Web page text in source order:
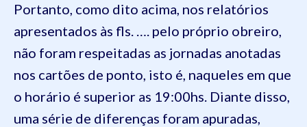
Portanto, como dito acima, nos relatórios
apresentados às fls. …. pelo próprio obreiro,
não foram respeitadas as jornadas anotadas
nos cartões de ponto, isto é, naqueles em que
o horário é superior as 19:00hs. Diante disso,
uma série de diferenças foram apuradas,